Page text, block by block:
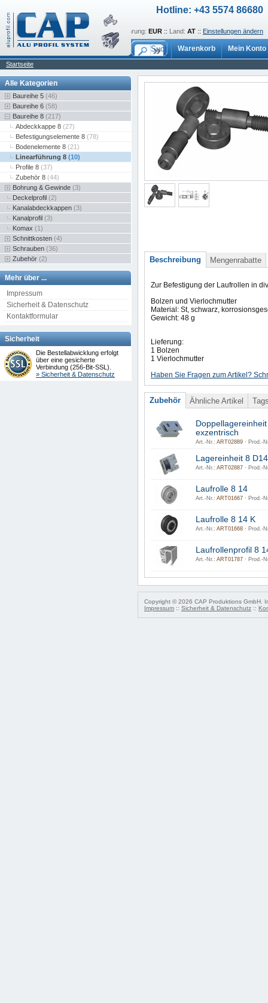
Hotline: +43 5574 86680
Sprache: de:: Währung: EUR :: Land: AT :: Einstellungen ändern
Warenkorb Mein Konto
Startseite
Alle Kategorien
Baureihe 5 (46)
Baureihe 6 (58)
Baureihe 8 (217)
Abdeckkappe 8 (27)
Befestigungselemente 8 (78)
Bodenelemente 8 (21)
Linearführung 8 (10)
Profile 8 (37)
Zubehör 8 (44)
Bohrung & Gewinde (3)
Deckelprofil (2)
Kanalabdeckkappen (3)
Kanalprofil (3)
Komax (1)
Schnittkosten (4)
Schrauben (36)
Zubehör (2)
Mehr über ...
Impressum
Sicherheit & Datenschutz
Kontaktformular
Sicherheit
Die Bestellabwicklung erfolgt
über eine gesicherte
Verbindung (256-Bit-SSL).
» Sicherheit & Datenschutz
Beschreibung Mengenrabatte
Zur Befestigung der Laufrollen in
Bolzen und Vierlochmutter
Material: St, schwarz,
Gewicht: 48 g
Lieferung:
1 Bolzen
1 Vierlochmutter
Haben Sie Fragen zum Artikel?
Zubehör Ähnliche Artikel
exzentrisch
Art.-Nr.: ART02889 · Prod.-
Lagereinheit 8
Art.-Nr.: ART02887 · Prod.-
Laufrolle 8 14
Art.-Nr.: ART01667 · Prod.-
Laufrolle 8 14 K
Art.-Nr.: ART01668 · Prod.-
Laufrollenprofil 8
Art.-Nr.: ART01787 · Prod.-
Copyright © 2026 CAP Produktions GmbH.
Impressum :: Sicherheit & Datenschutz ::